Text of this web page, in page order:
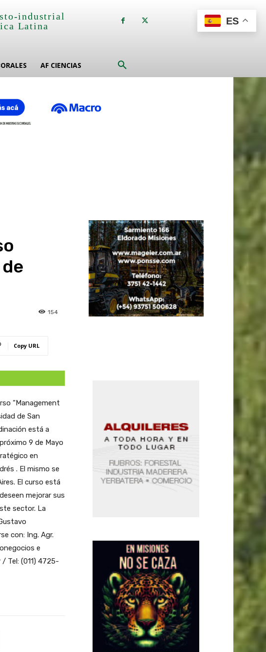
industrial
Latina
AF CIENCIAS
154
Copy URL
“Management
de San
está a
9 de Mayo
en
. El mismo se
El curso está
mejorar sus
sector. La
con: Ing. Agr.
e
Tel: (011) 4725-
ES